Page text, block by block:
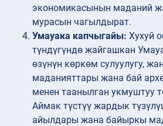
экономикасынын маданий
мурасын чагылдырат.
Умауака капчыгайы: Хухуй
түндүгүндө жайгашкан
өзүнүн көркөм сулуулугу,
маданияттары жана бай
менен таанылган укмуштуу
Аймак түстүү жардык
айылдары жана байыркы